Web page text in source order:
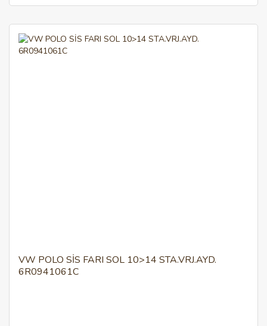
VW POLO SİS FARI SOL 10>14 STA.VRJ.AYD.
6R0941061C